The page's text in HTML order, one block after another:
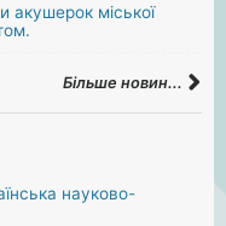
акушерок міської
Більше новин...
науково-